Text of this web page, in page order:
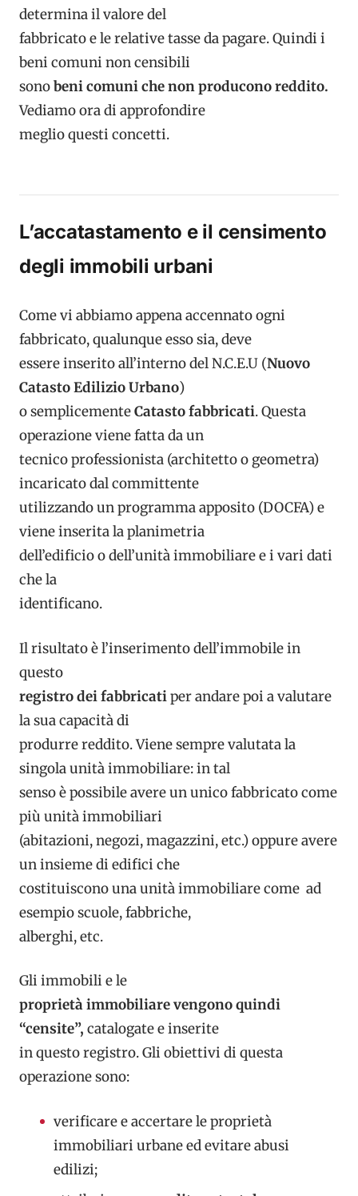
determina il valore del
fabbricato e le relative tasse da pagare. Quindi i
beni comuni non censibili
sonobeni comuni che non producono reddito.
Vediamo ora di approfondire
meglio questi concetti.
L’accatastamento e il censimento
degli immobili urbani
Come vi abbiamo appena accennato ogni
fabbricato, qualunque esso sia, deve
essere inserito all’interno del N.C.E.U (Nuovo
Catasto Edilizio Urbano)
o semplicementeCatasto fabbricati. Questa
operazione viene fatta da un
tecnico professionista (architetto o geometra)
incaricato dal committente
utilizzando un programma apposito (DOCFA) e
viene inserita la planimetria
dell’edificio o dell’unità immobiliare e i vari dati
che la
identificano.
Il risultato è l’inserimento dell’immobile in
questo
registro dei fabbricatiper andare poi a valutare
la sua capacità di
produrre reddito. Viene sempre valutata la
singola unità immobiliare: in tal
senso è possibile avere un unico fabbricato come
più unità immobiliari
(abitazioni, negozi, magazzini, etc.) oppure avere
un insieme di edifici che
costituiscono una unità immobiliare come ad
esempio scuole, fabbriche,
alberghi, etc.
Gli immobili e le
proprietà immobiliare vengono quindi
“censite”, catalogate e inserite
in questo registro. Gli obiettivi di questa
operazione sono:
verificare e accertare le proprietà
immobiliari urbane ed evitare abusi
edilizi;